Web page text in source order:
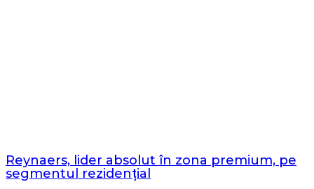
Reynaers, lider absolut în zona premium, pe
segmentul rezidențial